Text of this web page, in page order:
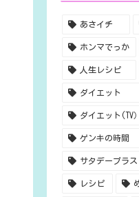
あさイチ
ホンマでっか
人生レシピ
ダイエット
ダイエット(TV）
ゲンキの時間
サタデープラス
レシピ